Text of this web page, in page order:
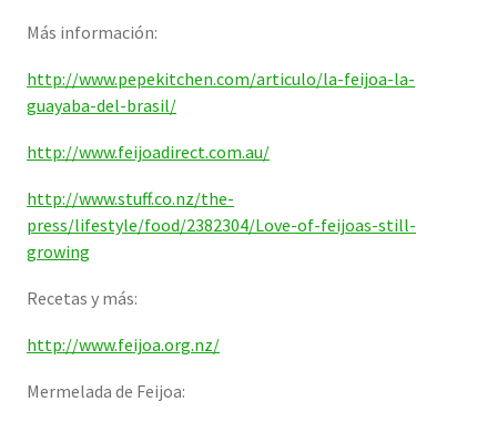
Más información:
http://www.pepekitchen.com/articulo/la-feijoa-la-
guayaba-del-brasil/
http://www.feijoadirect.com.au/
http://www.stuff.co.nz/the-
press/lifestyle/food/2382304/Love-of-feijoas-still-
growing
Recetas y más:
http://www.feijoa.org.nz/
Mermelada de Feijoa: